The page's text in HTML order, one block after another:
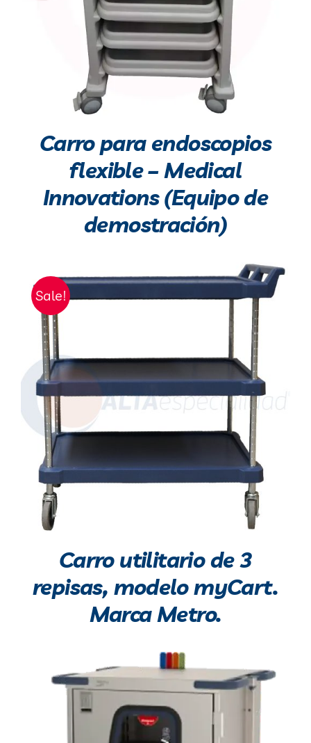
Carro para endoscopios
flexible – Medical
Innovations (Equipo de
demostración)
Sale!
Carro utilitario de 3
repisas, modelo myCart.
Marca Metro.